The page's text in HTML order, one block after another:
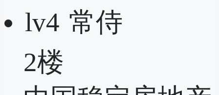
lv4 常侍
2楼